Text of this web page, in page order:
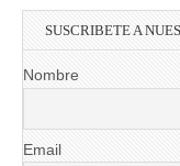
SUSCRIBETE A
Nombre
Email